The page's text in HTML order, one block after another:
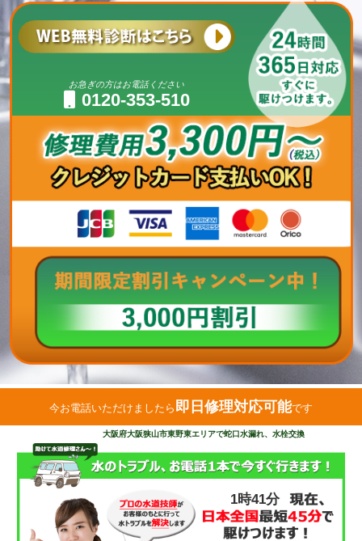
お急ぎの方はお電話ください
0120-353-510
今お電話いただけましたら 即日修理対応可能です
大阪府大阪狭山市東野東エリアで蛇口水漏れ、水栓交換
1時41分